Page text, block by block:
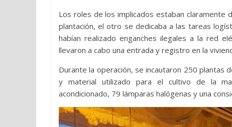
Los roles de los implicados estaban claramente
plantación, el otro se dedicaba a las tareas
habían realizado enganches ilegales a la red
llevaron a cabo una entrada y registro en la
Durante la operación, se incautaron 250 plantas
y material utilizado para el cultivo de la
acondicionado, 79 lámparas halógenas y una